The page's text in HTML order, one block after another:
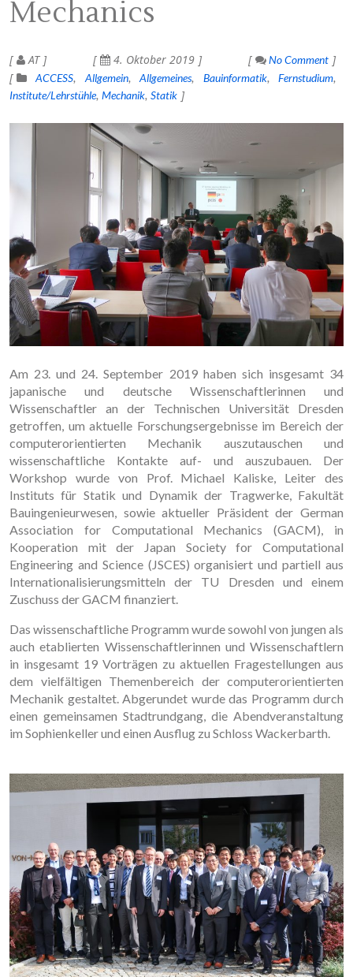
Mechanics
AT 4. Oktober 2019
No Comment
ACCESS
Allgemein Allgemeines Bauinformatik
Fernstudium
Institute/Lehrstühle Mechanik Statik
Am 23. und 24. September 2019 haben sich insgesamt 34
japanische und deutsche Wissenschaftlerinnen und
Wissenschaftler an der Technischen Universität Dresden
getroffen, um aktuelle Forschungsergebnisse im Bereich der
computerorientierten Mechanik auszutauschen und
wissenschaftliche Kontakte auf- und auszubauen. Der
Workshop wurde von Prof. Michael Kaliske, Leiter des
Instituts für Statik und Dynamik der Tragwerke, Fakultät
Bauingenieurwesen, sowie aktueller Präsident der German
Association for Computational Mechanics (GACM), in
Kooperation mit der Japan Society for Computational
Engineering and Science (JSCES) organisiert und partiell aus
Internationalisierungsmitteln der TU Dresden und einem
Zuschuss der GACM finanziert.
Das wissenschaftliche Programm wurde sowohl von jungen als
auch etablierten Wissenschaftlerinnen und Wissenschaftlern
in insgesamt 19 Vorträgen zu aktuellen Fragestellungen aus
dem vielfältigen Themenbereich der computerorientierten
Mechanik gestaltet. Abgerundet wurde das Programm durch
einen gemeinsamen Stadtrundgang, die Abendveranstaltung
im Sophienkeller und einen Ausflug zu Schloss Wackerbarth.